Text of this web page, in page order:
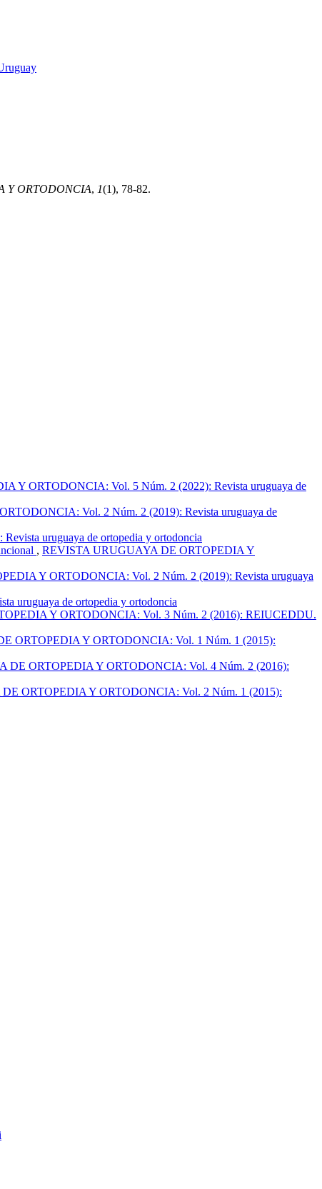
Y ORTODONCIA, 1(1), 78-82.
Y ORTODONCIA: Vol. 5 Núm. 2 (2022): Revista uruguaya de
Vol. 2 Núm. 2 (2019): Revista uruguaya de
uruguaya de ortopedia y ortodoncia
, REVISTA URUGUAYA DE ORTOPEDIA Y
Y ORTODONCIA: Vol. 2 Núm. 2 (2019): Revista uruguaya
uruguaya de ortopedia y ortodoncia
Y ORTODONCIA: Vol. 3 Núm. 2 (2016): REIUCEDDU.
ORTOPEDIA Y ORTODONCIA: Vol. 1 Núm. 1 (2015):
DE ORTOPEDIA Y ORTODONCIA: Vol. 4 Núm. 2 (2016):
ORTOPEDIA Y ORTODONCIA: Vol. 2 Núm. 1 (2015):